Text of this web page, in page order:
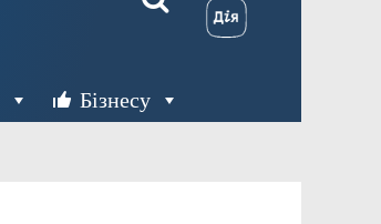
Бізнесу